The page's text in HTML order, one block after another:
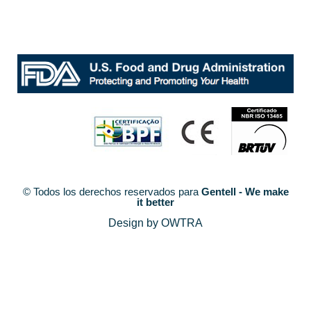
© Todos los derechos reservados para Gentell - We make
it better
Design by OWTRA